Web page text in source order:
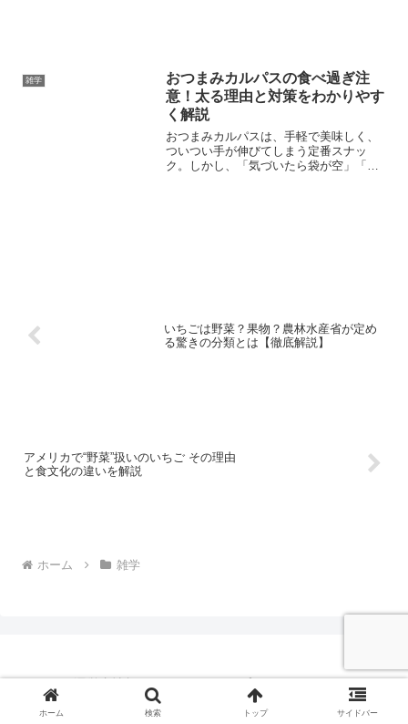
雑学
おつまみカルパスの食べ過ぎ注
意！太る理由と対策をわかりやす
く解説
おつまみカルパスは、手軽で美味しく、
ついつい手が伸びてしまう定番スナッ
ク。しかし、「気づいたら袋が空」「な
いちごは野菜？果物？農林水産省が定め
る驚きの分類とは【徹底解説】
アメリカで“野菜”扱いのいちご その理由
と食文化の違いを解説
ホーム 雑学
運営者情報
プライバシーポリシー
ホーム 検索 トップ サイドバー